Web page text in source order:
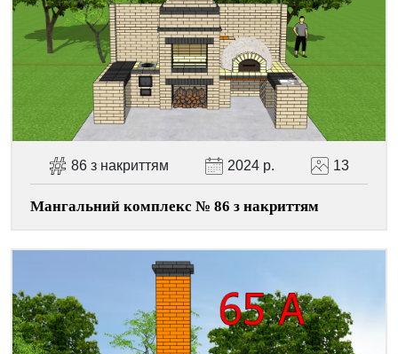
Facebook
ViberTelegramWhatsApp
Pinterest
86 з накриттям 2024 р. 13
Мангальний комплекс № 86 з накриттям